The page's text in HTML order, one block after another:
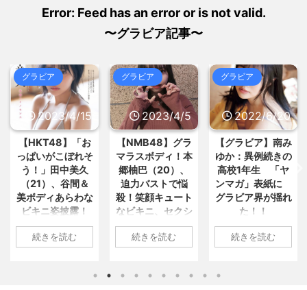
イ、漫画ヲタクの友人に「ワン... / お
(8/6 03:11)
: おすすめ
NEW! (8/6 03:07)
【画像あり】女さん「性欲もあっ
て、胸でかいのに彼氏できないん... /
おまとめ : おすすめ NEW! (8/6 03:07)
【画像あり】宇多田ヒカル「ドラ
ゴンボール読んでたら疑問に思う... /
おまとめ : おすすめ NEW! (8/6 03:07)
20代男性「ジモティーで車を買っ
たらリース車だった」53歳無... / おま
とめ : おすすめ NEW! (8/6 02:58)
【信長の野望・新生】米問屋をど
気になるニュースまとめアンテナ
(8/29 00:02)
なるニュースまとめアンテナ
(8/29
5chまとめMAP(総合) NEW!
【悲報】共同通信「高市総理、避
02:16)
兵庫県の左派の既得利権を斎藤知
事が全面廃止、「県が何をするね... /
いーあんてな(#ﾟｗﾟ) NEW! (8/6
02:16)
格安電気代のためにインフラ投資
を怠った韓国、朝鮮半島全域を猛... /
いーあんてな(#ﾟｗﾟ)
NEW!
(8/6
02:16)
（ ´_ゝ`） 蓮舫さん、ｘに投稿さ
れた被災地視察の高市首相... / いーあ
んてな(#ﾟｗﾟ)
NEW! (8/6 02:16)
中国「大洪水！」中国ダム「決
/ いーあんてな(#ﾟｗﾟ) NEW! (8/6
02:16)
ゅーすなう！ まとめアンテナ
Error: Feed has an error or is not valid.
〜グラビア記事〜
グラビア
2023/4/5
【NMB48】グラ
マラスボディ！本
郷柚巴（20）、
迫力バストで悩
殺！笑顔キュート
なビキニ、セクシ
ーニット、ランジ
ェリー姿披露
続きを読む
グラビア
2022/6/20
【グラビア】南み
ゆか：異例続きの
高校1年生 「ヤ
ンマガ」表紙に
グラビア界が揺れ
た！！
1: 名無しさん
2022/06/20(月)
続きを読む
グラビア
2022/6/18
【速報です!!!】中
川翔子「写真集」
2位 8キロ減の
ランジェリーカッ
トほか「今まで以
上に攻めた」過去
最高に色っぽ
い“しょこたん”満
続きを読む